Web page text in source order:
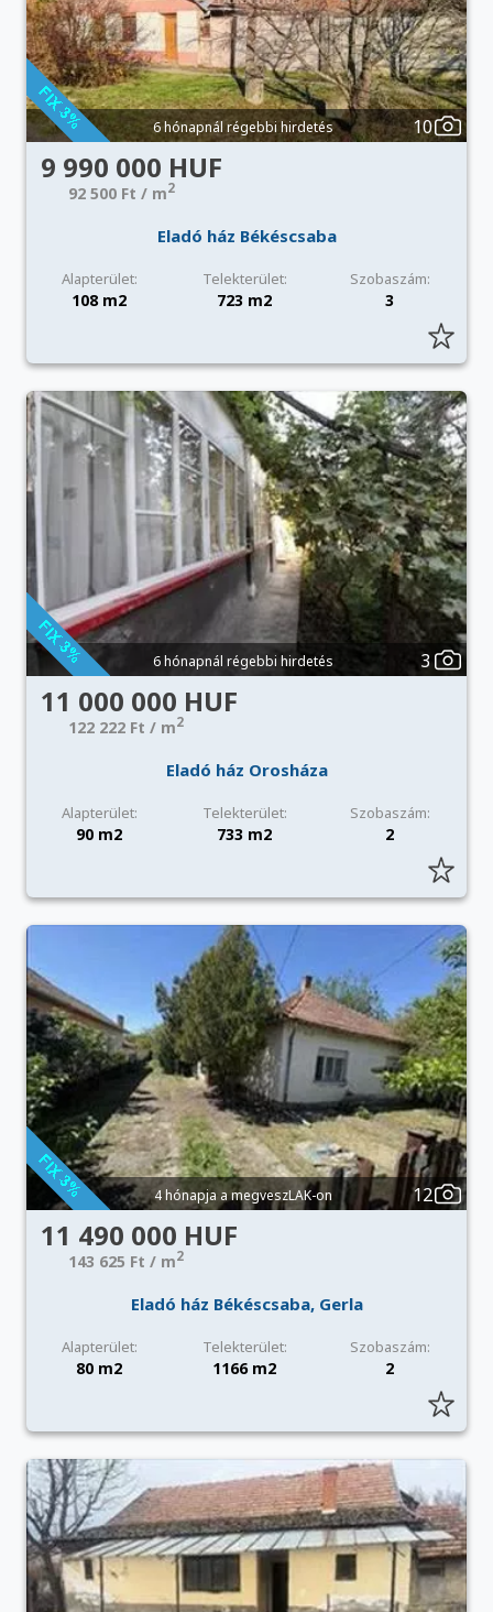
6 hónapnál régebbi hirdetés 10
9 990 000 HUF
92 500 Ft / m2
Eladó ház Békéscsaba
Alapterület: Telekterület: Szobaszám:
108 m2 723 m2 3
6 hónapnál régebbi hirdetés 3
11 000 000 HUF
122 222 Ft / m2
Eladó ház Orosháza
Alapterület: Telekterület: Szobaszám:
90 m2 733 m2 2
4 hónapja a megveszLAK-on 12
11 490 000 HUF
143 625 Ft / m2
Eladó ház Békéscsaba, Gerla
Alapterület: Telekterület: Szobaszám:
80 m2 1166 m2 2